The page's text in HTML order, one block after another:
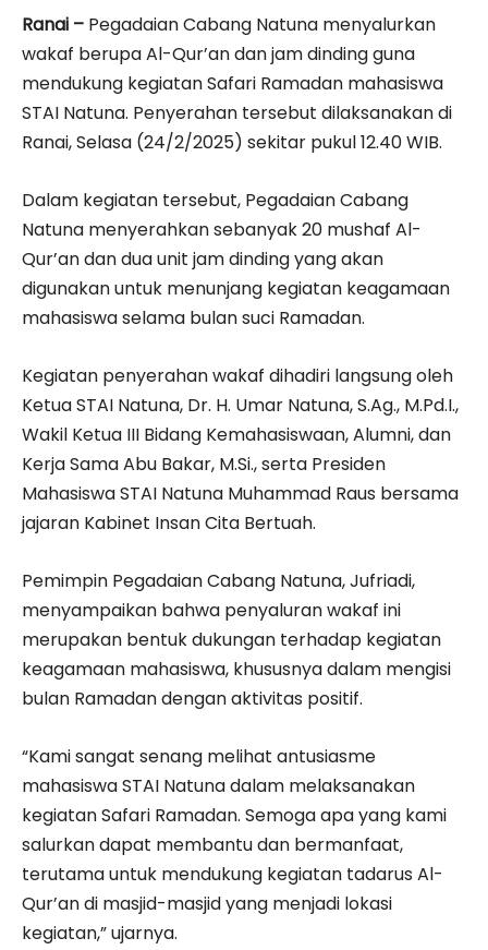
Ranai – Pegadaian Cabang Natuna menyalurkan
wakaf berupa Al-Qur’an dan jam dinding guna
mendukung kegiatan Safari Ramadan mahasiswa
STAI Natuna. Penyerahan tersebut dilaksanakan di
Ranai, Selasa (24/2/2025) sekitar pukul 12.40 WIB.
Dalam kegiatan tersebut, Pegadaian Cabang
Natuna menyerahkan sebanyak 20 mushaf Al-
Qur’an dan dua unit jam dinding yang akan
digunakan untuk menunjang kegiatan keagamaan
mahasiswa selama bulan suci Ramadan.
Kegiatan penyerahan wakaf dihadiri langsung oleh
Ketua STAI Natuna, Dr. H. Umar Natuna, S.Ag., M.Pd.I.,
Wakil Ketua III Bidang Kemahasiswaan, Alumni, dan
Kerja Sama Abu Bakar, M.Si., serta Presiden
Mahasiswa STAI Natuna Muhammad Raus bersama
jajaran Kabinet Insan Cita Bertuah.
Pemimpin Pegadaian Cabang Natuna, Jufriadi,
menyampaikan bahwa penyaluran wakaf ini
merupakan bentuk dukungan terhadap kegiatan
keagamaan mahasiswa, khususnya dalam mengisi
bulan Ramadan dengan aktivitas positif.
“Kami sangat senang melihat antusiasme
mahasiswa STAI Natuna dalam melaksanakan
kegiatan Safari Ramadan. Semoga apa yang kami
salurkan dapat membantu dan bermanfaat,
terutama untuk mendukung kegiatan tadarus Al-
Qur’an di masjid-masjid yang menjadi lokasi
kegiatan,” ujarnya.